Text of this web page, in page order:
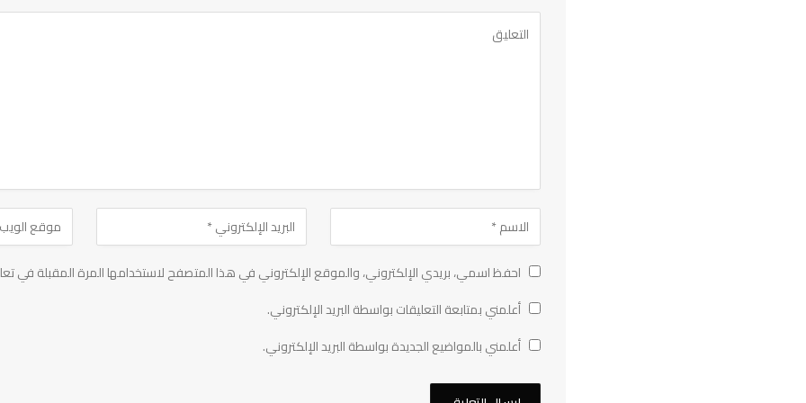
احفظ اسمي، بريدي الإلكتروني، والموقع الإلكتروني في هذا المتصفح لاستخدامها المرة المقبلة في
أعلمني بمتابعة التعليقات بواسطة البريد الإلكتروني.
أعلمني بالمواضيع الجديدة بواسطة البريد الإلكتروني.